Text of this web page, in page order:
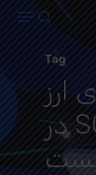
search
Menu
Tag
ارز
دیجیتال SONIC در